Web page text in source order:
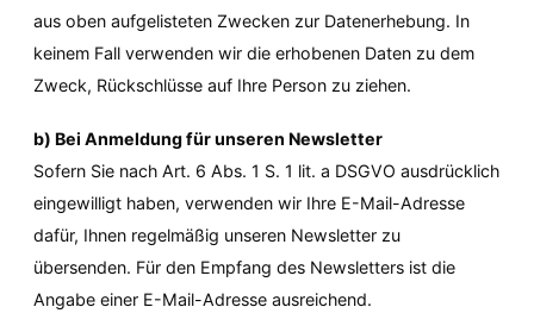
aus oben aufgelisteten Zwecken zur Datenerhebung. In
keinem Fall verwenden wir die erhobenen Daten zu dem
Zweck, Rückschlüsse auf Ihre Person zu ziehen.
b) Bei Anmeldung für unseren Newsletter
Sofern Sie nach Art. 6 Abs. 1 S. 1 lit. a DSGVO ausdrücklich
eingewilligt haben, verwenden wir Ihre E-Mail-Adresse
dafür, Ihnen regelmäßig unseren Newsletter zu
übersenden. Für den Empfang des Newsletters ist die
Angabe einer E-Mail-Adresse ausreichend.